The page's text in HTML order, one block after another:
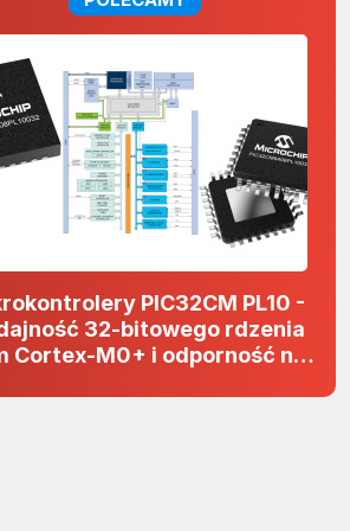
PIC32CM PL10 -
32-bitowego rdzenia
Cortex-M0+ i odporność na